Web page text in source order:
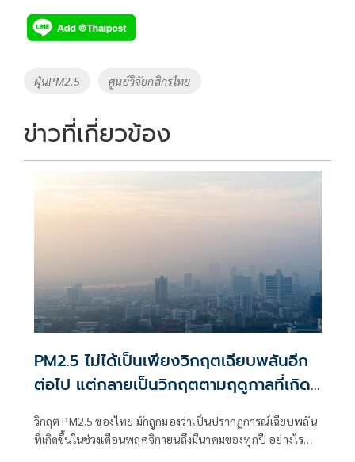
e
b
o
k
tt
er
p
y
Li
k
Tags
ฝุ่นPM2.5 ศูนย์วิจัยกสิกรไทย
ข่าวที่เกี่ยวข้อง
PM2.5 ไม่ได้เป็นเพียงวิกฤตเฉียบพลันอีก
ต่อไป แต่กลายเป็นวิกฤตตามฤดูกาลที่เกิด
วิกฤต PM2.5 ของไทย มักถูกมองว่าเป็นปรากฏการณ์เฉียบพลัน
ที่เกิดขึ้นในช่วงเดือนพฤศจิกายนถึงมีนาคมของทุกปี อย่างไร